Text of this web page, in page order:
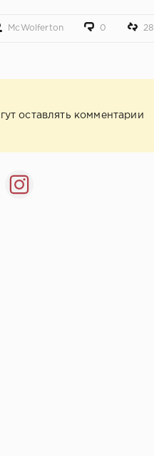
McWolferton 0 28
оставлять комментарии